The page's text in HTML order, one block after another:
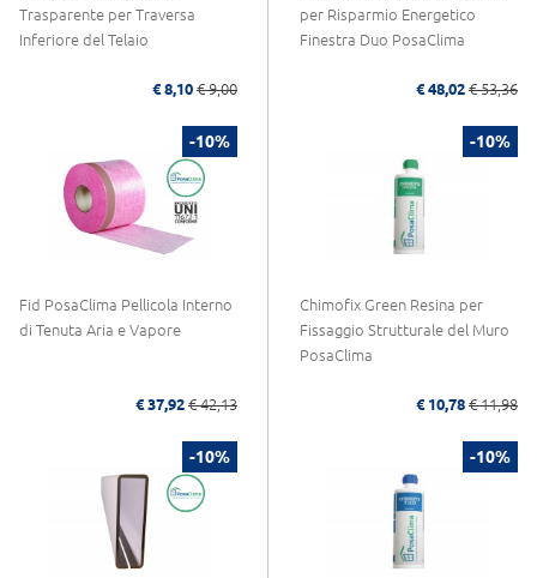
Trasparente per Traversa
Inferiore del Telaio
€ 8,10 € 9,00
per Risparmio Energetico
Finestra Duo PosaClima
€ 48,02 € 53,36
-10%
Fid PosaClima Pellicola Interno
di Tenuta Aria e Vapore
€ 37,92 € 42,13
-10%
Chimofix Green Resina per
Fissaggio Strutturale del Muro
PosaClima
€ 10,78 € 11,98
-10% -10%